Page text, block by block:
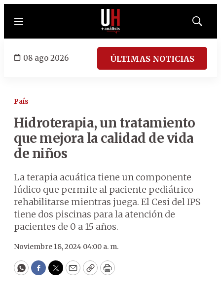
Menú
Mostrar
08 ago 2026 ÚLTIMAS NOTICIAS
País
Hidroterapia, un tratamiento
que mejora la calidad de vida
de niños
La terapia acuática tiene un componente
lúdico que permite al paciente pediátrico
rehabilitarse mientras juega. El Cesi del IPS
tiene dos piscinas para la atención de
pacientes de 0 a 15 años.
Noviembre 18, 2024 04:00 a. m.
WhatsApp
Facebook
Twitter
EmailCopyPrint